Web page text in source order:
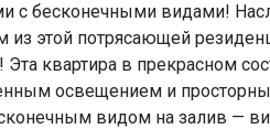
с бесконечными видами!
этой потрясающей
квартира в прекрасном
освещением и
видом на залив —